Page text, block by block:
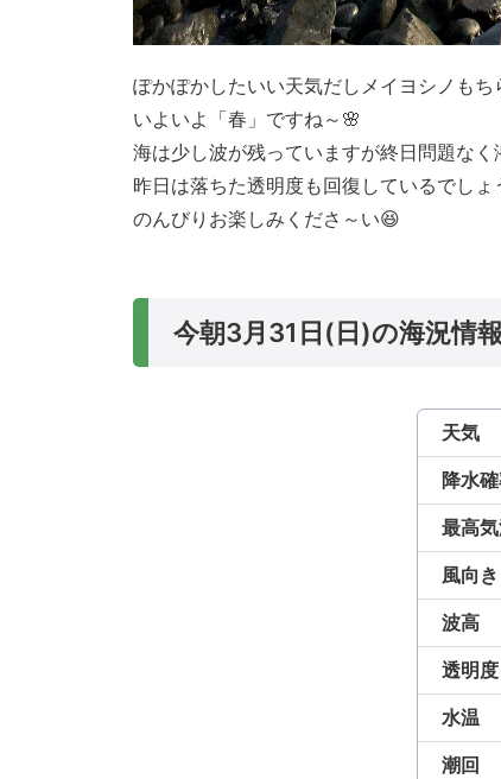
ぽかぽかしたいい天気だしメイヨシノもち
いよいよ「春」ですね～🌸
海は少し波が残っていますが終日問題なく
昨日は落ちた透明度も回復しているでしょ
のんびりお楽しみくださ～い😆
今朝3月31日(日)の海況情報
天気
降水
最高
風向き
波高
透明度
水温
潮回